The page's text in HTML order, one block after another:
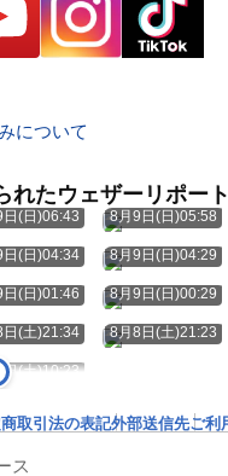
について
れたウェザーリポー
(日)06:43 8月9日(日)05:58
(日)04:34 8月9日(日)04:29
(日)01:46 8月9日(日)00:29
(土)21:34 8月8日(土)21:23
(土)10:23
取引法の表記外部送信先ご利
ス